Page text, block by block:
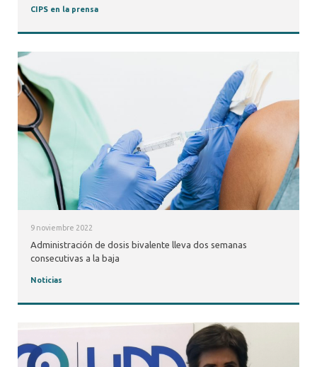
CIPS en la prensa
9 noviembre 2022
Administración de dosis bivalente lleva dos semanas
consecutivas a la baja
Noticias